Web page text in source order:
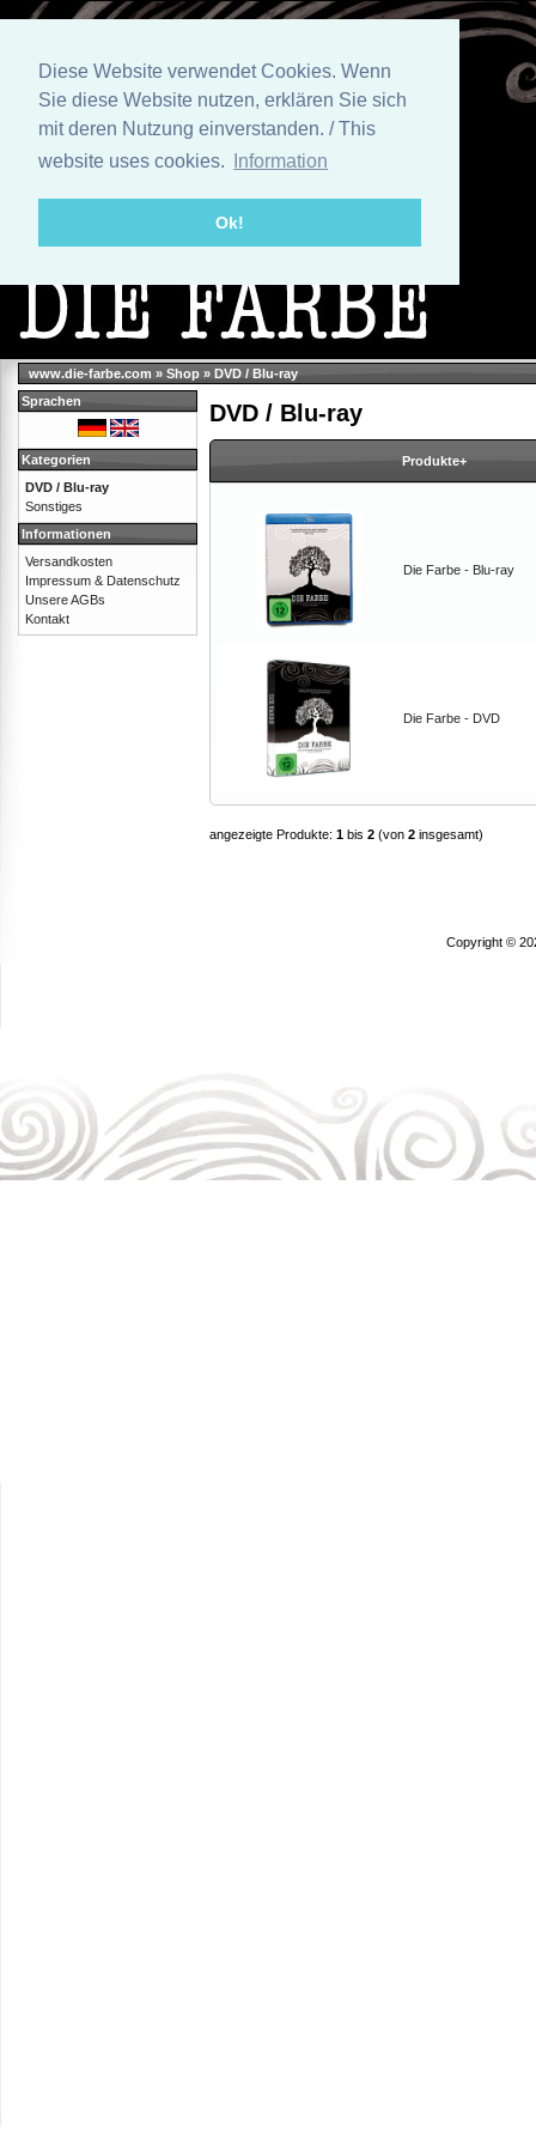
Diese Website verwendet Cookies. Wenn
Sie diese Website nutzen, erklären Sie sich
mit deren Nutzung einverstanden. / This
website uses cookies.
Information
Ok!
www.die-farbe.com » Shop » DVD / Blu-ray
DVD / Blu-ray
Produkte+
Die Farbe - Blu-ray
Die Farbe - DVD
angezeigte Produkte: 1 bis 2 (von 2 insgesamt)
Sprachen
Kategorien
DVD / Blu-ray
Sonstiges
Informationen
Versandkosten
Impressum & Datenschutz
Unsere AGBs
Kontakt
Copyright ©